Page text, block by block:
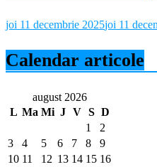
joi 11 decembrie 2025joi 11
Calendar articole
august 2026
L Ma Mi J V S D
1
2
3
4 5 6 7 8
9
10 11 12 13 14 15 16